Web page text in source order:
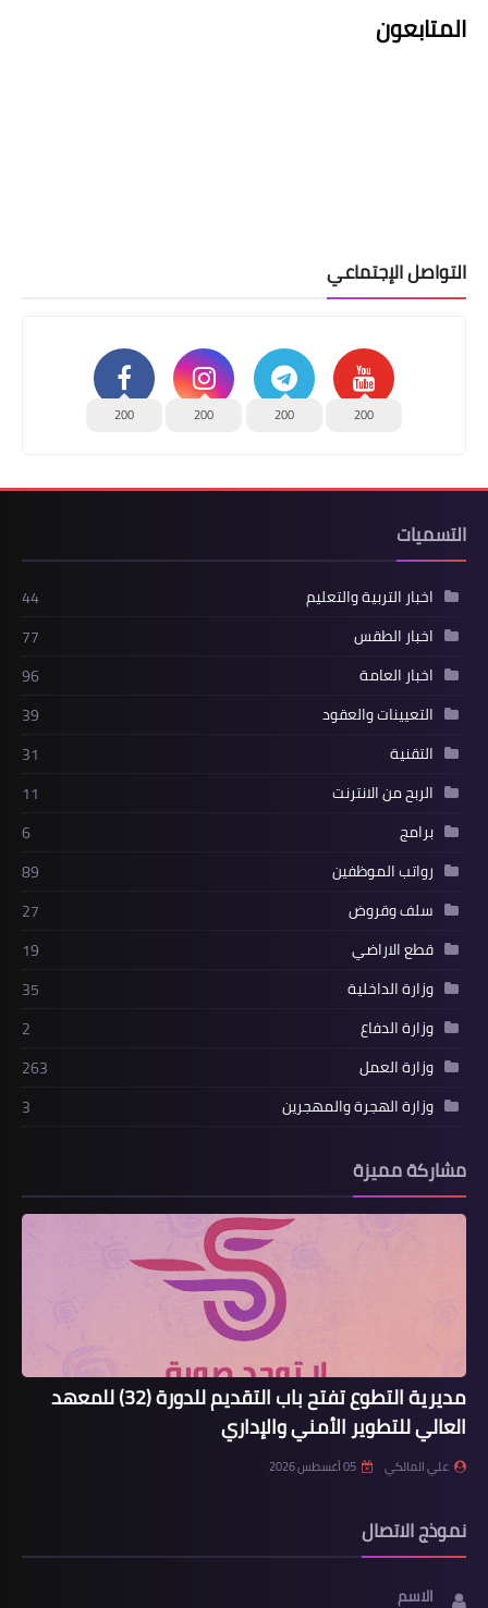
المتابعون
التواصل الإجتماعي
200
200
200
200
التسميات
اخبار التربية والتعليم
44
اخبار الطقس
77
اخبار العامة
96
التعيينات والعقود
39
التقنية
31
الربح من الانترنت
11
برامج
6
رواتب الموظفين
89
سلف وقروض
27
قطع الاراضي
19
وزارة الداخلية
35
وزارة الدفاع
2
وزارة العمل
263
وزارة الهجرة والمهجرين
3
مشاركة مميزة
مديرية التطوع تفتح باب التقديم للدورة (32) للمعهد
العالي للتطوير الأمني والإداري
علي المالكي 05 أغسطس 2026
نموذج الاتصال
الاسم